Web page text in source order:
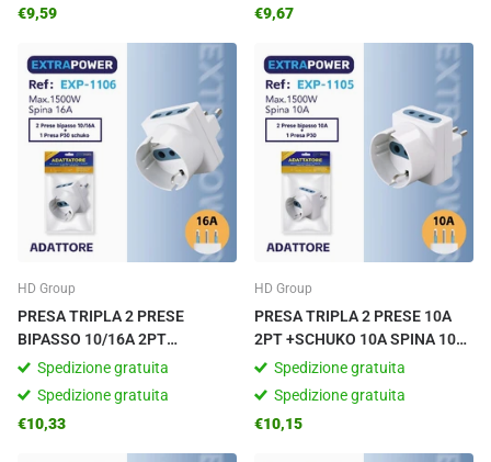
€9,59
€9,67
HD Group
PRESA TRIPLA 2 PRESE
BIPASSO 10/16A 2PT
+SCHUKO 16A SPINA 16A 2PT
Spedizione gratuita
Spedizione gratuita
€10,33
HD Group
PRESA TRIPLA 2 PRESE 10A
2PT +SCHUKO 10A SPINA 10A
2PTSpedizione gratuita
Spedizione gratuita
€10,15